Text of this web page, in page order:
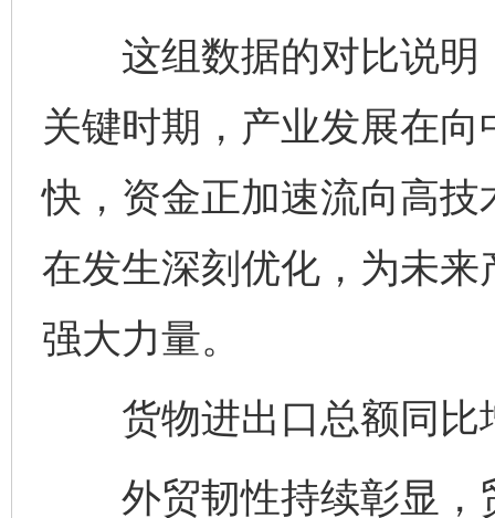
这组数据的对比说明
关键时期，产业发展在
快，资金正加速流向高
在发生深刻优化，为未
强大力量。
货物进出口总额同比
外贸韧性持续彰显，